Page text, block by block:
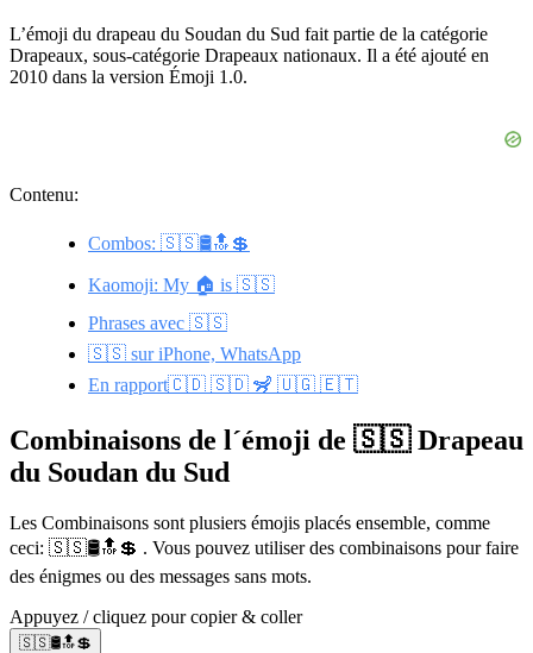
L’émoji du drapeau du Soudan du Sud fait partie de la catégorie
Drapeaux, sous-catégorie Drapeaux nationaux. Il a été ajouté en
2010 dans la version Émoji 1.0.
Contenu:
Combos: 🇸🇸🛢️🔝💲
Kaomoji: My 🏠 is 🇸🇸
Phrases avec 🇸🇸
🇸🇸 sur iPhone, WhatsApp
En rapport🇨🇩 🇸🇩 🦨 🇺🇬 🇪🇹
Combinaisons de l´émoji de 🇸🇸 Drapeau
du Soudan du Sud
Les Combinaisons sont plusiers émojis placés ensemble, comme
ceci: 🇸🇸🛢️🔝💲 . Vous pouvez utiliser des combinaisons pour faire
des énigmes ou des messages sans mots.
Appuyez / cliquez pour copier & coller
🇸🇸🛢️🔝💲